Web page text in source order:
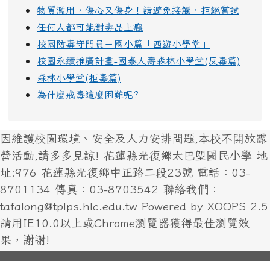
物質濫用，傷心又傷身！請避免接觸，拒絕嘗試
任何人都可能對毒品上癮
校園防毒守門員－國小篇「西遊小學堂」
校園永續推廣計畫-國泰人壽森林小學堂(反毒篇)
森林小學堂(拒毒篇)
為什麼戒毒這麼困難呢?
因維護校園環境、安全及人力安排問題,本校不開放露
營活動,請多多見諒! 花蓮縣光復鄉太巴塱國民小學 地
址:976 花蓮縣光復鄉中正路二段23號 電話：03-
8701134 傳真：03-8703542 聯絡我們：
tafalong@tplps.hlc.edu.tw Powered by XOOPS 2.5
請用IE10.0以上或Chrome瀏覽器獲得最佳瀏覽效
果，謝謝!